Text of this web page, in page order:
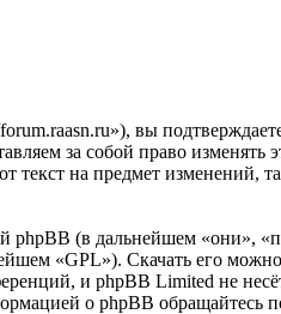
вы
за собой право изменять
текст на предмет изменений,
(в дальнейшем «они»,
«GPL»). Скачать его
и phpBB Limited не
о phpBB обращайтесь